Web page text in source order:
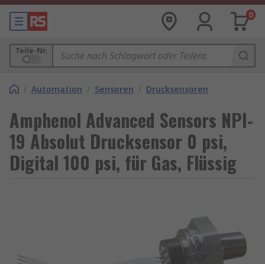
0
Teile-Nr.
/ Automation / Sensoren / Drucksensoren
Amphenol Advanced Sensors NPI-
19 Absolut Drucksensor 0 psi,
Digital 100 psi, für Gas, Flüssig